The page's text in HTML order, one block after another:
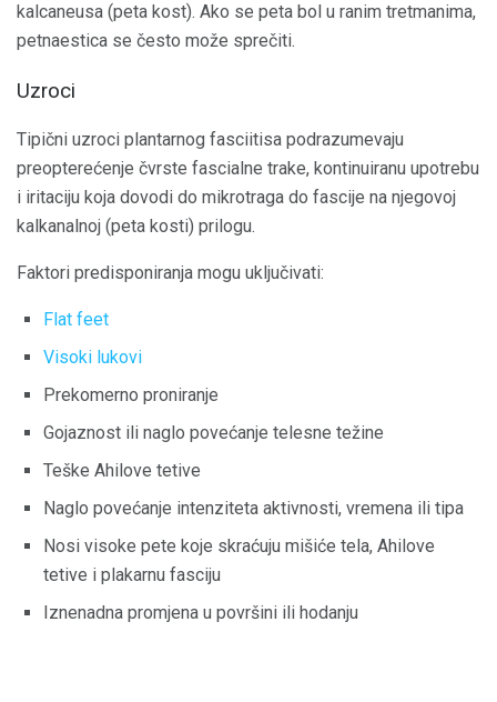
kalcaneusa (peta kost). Ako se peta bol u ranim tretmanima,
petnaestica se često može sprečiti.
Uzroci
Tipični uzroci plantarnog fasciitisa podrazumevaju
preopterećenje čvrste fascialne trake, kontinuiranu upotrebu
i iritaciju koja dovodi do mikrotraga do fascije na njegovoj
kalkanalnoj (peta kosti) prilogu.
Faktori predisponiranja mogu uključivati:
Flat feet
Visoki lukovi
Prekomerno proniranje
Gojaznost ili naglo povećanje telesne težine
Teške Ahilove tetive
Naglo povećanje intenziteta aktivnosti, vremena ili tipa
Nosi visoke pete koje skraćuju mišiće tela, Ahilove
tetive i plakarnu fasciju
Iznenadna promjena u površini ili hodanju